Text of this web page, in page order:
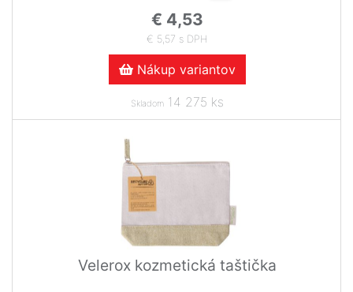
€ 4,53
€ 5,57 s DPH
Nákup variantov
Skladom14 275 ks
Velerox kozmetická taštička